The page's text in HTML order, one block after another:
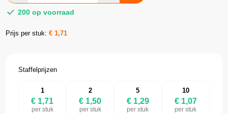
200 op voorraad
Prijs per stuk:€1,71
Staffelprijzen
1
€ 1,71
per stuk
2
€ 1,50
per stuk
5
€ 1,29
per stuk
10
€ 1,07
per stuk